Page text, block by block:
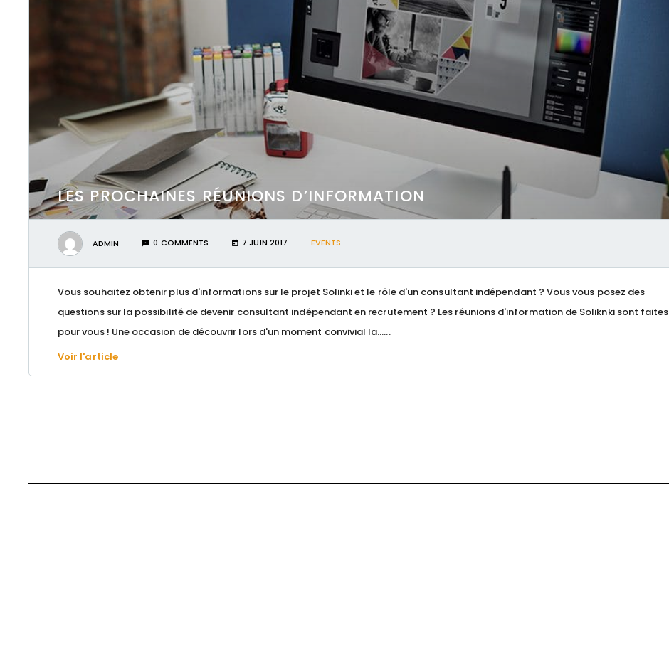
LES PROCHAINES RÉUNIONS D’INFORMATION
ADMIN 0 COMMENTS 7 JUIN 2017 EVENTS
Vous souhaitez obtenir plus d'informations sur le projet Solinki et le rôle d'un consultant indépendant ? Vous vous posez des
questions sur la possibilité de devenir consultant indépendant en recrutement ? Les réunions d'information de Soliknki sont faites
pour vous ! Une occasion de découvrir lors d'un moment convivial la…...
Voir l'article